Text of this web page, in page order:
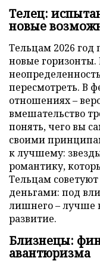
Телец:
новые
Тельцам 2026 год
новые горизонты.
пересмотреть. В
отношениях –
вмешательство
понять, чего вы
своими
к лучшему:
романтику,
Тельцам
деньгами: под
лишнего – лучше
развитие.
Близнецы:
авантюризма